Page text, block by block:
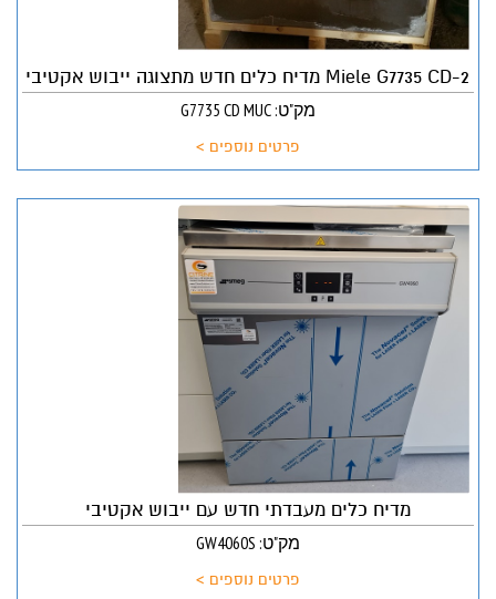
Miele G7735 CD-2 מדיח כלים חדש מתצוגה ייבוש אקטיבי
מק"ט: G7735 CD MUC
פרטים נוספים >
מדיח כלים מעבדתי חדש עם ייבוש אקטיבי
מק"ט: GW4060S
פרטים נוספים >